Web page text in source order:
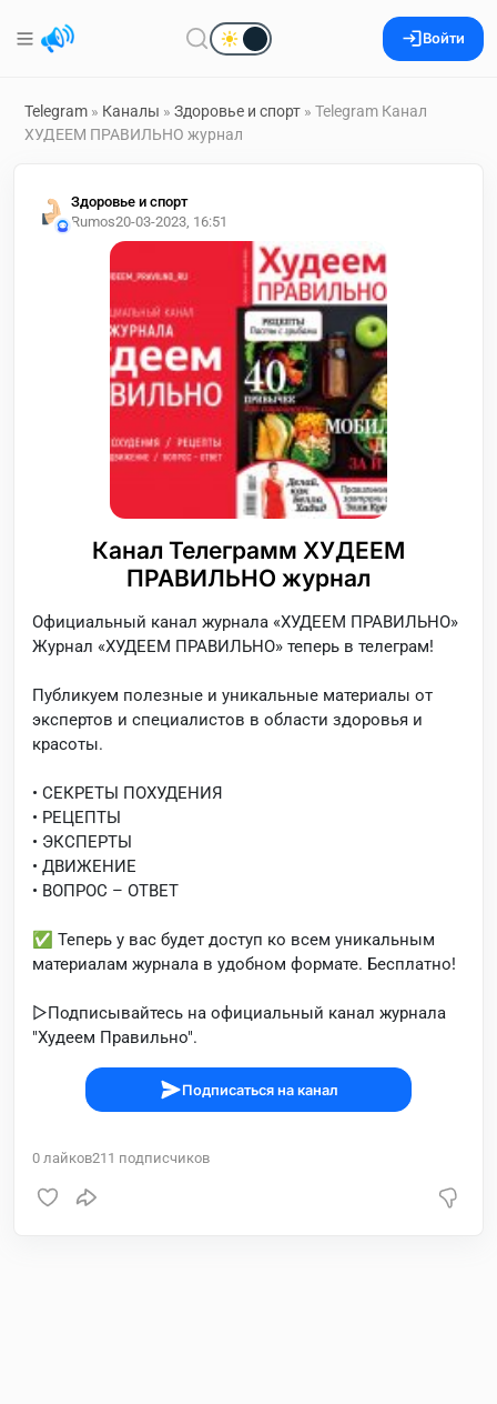
Войти
Telegram » Каналы » Здоровье и спорт » Telegram Канал
ХУДЕЕМ ПРАВИЛЬНО журнал
Здоровье и спорт
Rumos20-03-2023, 16:51
Канал Телеграмм ХУДЕЕМ
ПРАВИЛЬНО журнал
Официальный канал журнала «ХУДЕЕМ ПРАВИЛЬНО»
Журнал «ХУДЕЕМ ПРАВИЛЬНО» теперь в телеграм!
Публикуем полезные и уникальные материалы от
экспертов и специалистов в области здоровья и
красоты.
• СЕКРЕТЫ ПОХУДЕНИЯ
• РЕЦЕПТЫ
• ЭКСПЕРТЫ
• ДВИЖЕНИЕ
• ВОПРОС – ОТВЕТ
✅ Теперь у вас будет доступ ко всем уникальным
материалам журнала в удобном формате. Бесплатно!
▷Подписывайтесь на официальный канал журнала
"Худеем Правильно".
Подписаться на канал
0 лайков211 подписчиков